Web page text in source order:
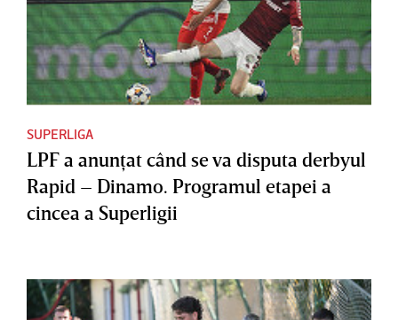
SUPERLIGA
LPF a anunţat când se va disputa derbyul
Rapid – Dinamo. Programul etapei a
cincea a Superligii